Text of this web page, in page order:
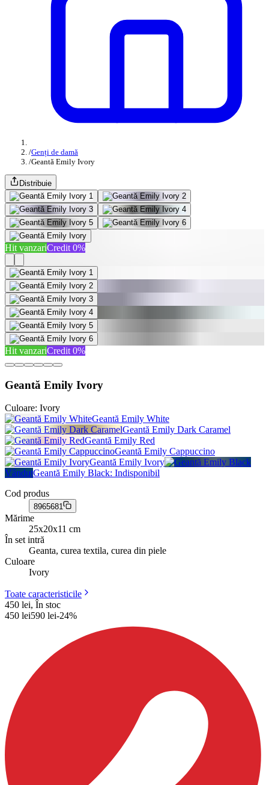
/Genți de damă
/Geantă Emily Ivory
Distribuie
Hit vanzariCredit 0%
Hit vanzariCredit 0%
Geantă Emily Ivory
Culoare: Ivory
Geantă Emily White
Geantă Emily Dark Caramel
Geantă Emily Red
Geantă Emily Cappuccino
Geantă Emily Ivory
VândutGeantă Emily Black: Indisponibil
Cod produs
8965681
Mărime
25x20x11 cm
În set intră
Geanta, curea textila, curea din piele
Culoare
Ivory
Toate caracteristicile
450 lei, În stoc
450 lei590 lei-24%